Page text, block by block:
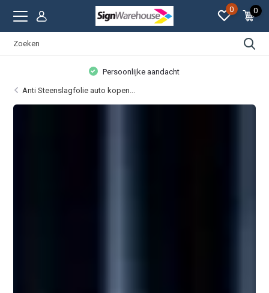
0 0
Persoonlijke aandacht
Anti Steenslagfolie auto kopen...